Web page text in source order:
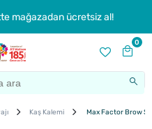
mağazadan ücretsiz al!
0
Kaş Kalemi Max Factor Brow